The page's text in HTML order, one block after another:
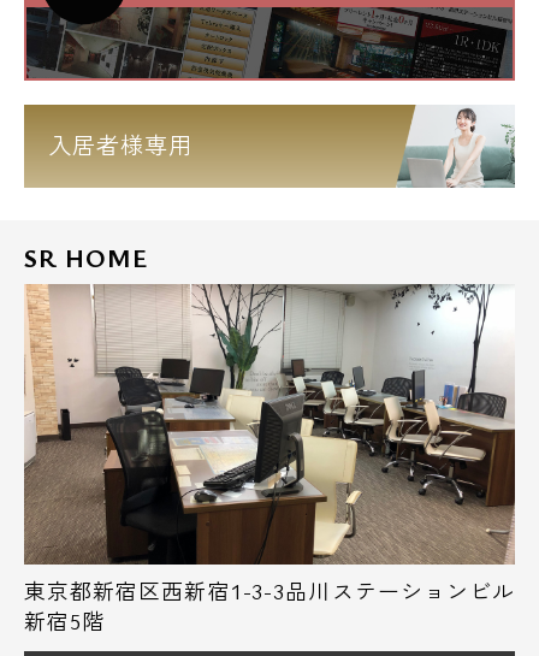
入居者様専用
SR HOME
東京都新宿区西新宿1-3-3品川ステーションビル
新宿5階